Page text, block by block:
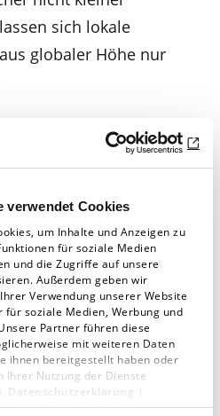
verwendet Cookies
um Inhalte und Anzeigen zu
für soziale Medien
und die Zugriffe auf unsere
Außerdem geben wir
Verwendung unserer Website
für soziale Medien, Werbung und
Partner führen diese
mit weiteren Daten
ihnen bereitgestellt haben oder
Ihrer Nutzung der Dienste
Datenschutzerklärung
sich lokale
globaler Höhe nur
und Möglichkeiten
noch weiter
und effektive
umsetzen können wird
Die Verleger dagegen
sich auf
mit denen sie
Wie lassen sich in
hohe Conversionsraten
Marketing und Werbung